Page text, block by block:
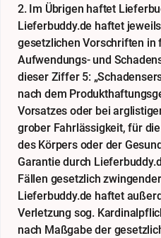
2. Im Übrigen haftet
Lieferbuddy.de haftet
gesetzlichen Vorschriften in
Aufwendungs- und
dieser Ziffer 5:
nach dem
Vorsatzes oder bei
grober Fahrlässigkeit, für
des Körpers oder der
Garantie durch
Fällen gesetzlich
Lieferbuddy.de haftet
Verletzung sog.
nach Maßgabe der